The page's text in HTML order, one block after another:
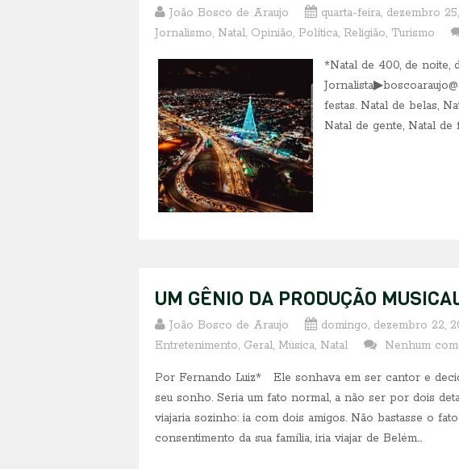
João Bosco de Araujo quarta-feira, dezembro
Jornalismo, Natal, Opinião, Política, Religião, Turismo
*Natal de 400, de noite,
festas. Natal de belas,
Natal de gente, Natal de
UM GÊNIO DA PRODUÇÃO
João Bosco de Araujo domingo, dezembro 22,
Entretenimento, Geral, Música, Natal Nenhum
Por Fernando Luiz* Ele sonhava em ser cantor e
seu sonho. Seria um fato normal, a não ser por dois
viajaria sozinho: ia com dois amigos. Não bastasse o
consentimento da sua família, iria viajar de Belém...